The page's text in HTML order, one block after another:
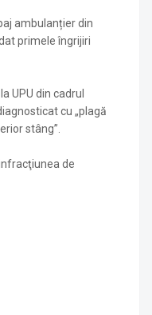
ambulanțier din
primele îngrijiri
UPU din cadrul
cu „plagă
stâng”.
de